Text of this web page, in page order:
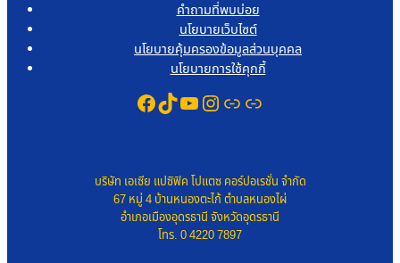
คำถามที่พบบ่อย
นโยบายเว็บไซต์
นโยบายคุ้มครองข้อมูลส่วนบุคคล
นโยบายการใช้คุกกี้
Facebook
TikTok
YouTube
Instagram
Link
Link
บริษัท เอเซีย แปซิฟิค โปแตซ คอร์ปอเรชั่น จำกัด
67 หมู่ 4 บ้านหนองตะไก้ ตำบลหนองไผ่
อำเภอเมืองอุดรธานี จังหวัดอุดรธานี
โทร. 0 4220 7897